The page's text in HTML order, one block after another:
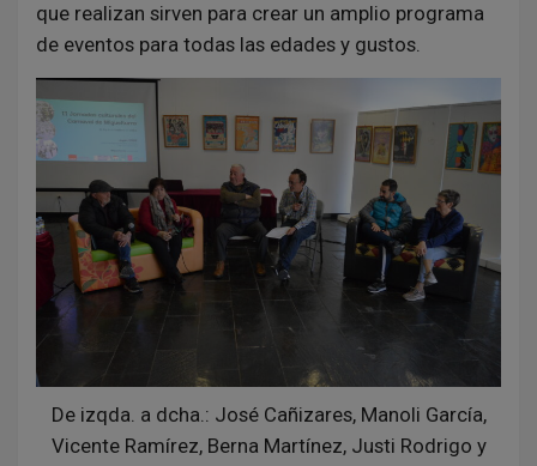
que realizan sirven para crear un amplio programa
de eventos para todas las edades y gustos.
De izqda. a dcha.: José Cañizares, Manoli García,
Vicente Ramírez, Berna Martínez, Justi Rodrigo y